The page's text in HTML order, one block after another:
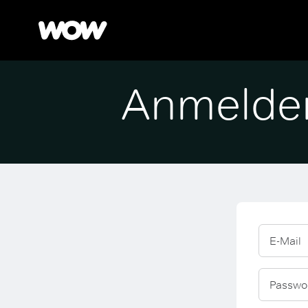
E-Mail